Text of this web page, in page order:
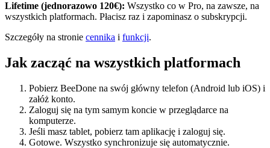
Lifetime (jednorazowo 120€): Wszystko co w Pro, na zawsze, na
wszystkich platformach. Płacisz raz i zapominasz o subskrypcji.
Szczegóły na stronie cennika i funkcji.
Jak zacząć na wszystkich platformach
Pobierz BeeDone na swój główny telefon (Android lub iOS) i
załóż konto.
Zaloguj się na tym samym koncie w przeglądarce na
komputerze.
Jeśli masz tablet, pobierz tam aplikację i zaloguj się.
Gotowe. Wszystko synchronizuje się automatycznie.